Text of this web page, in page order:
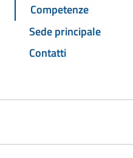
Competenze
Sede principale
Contatti